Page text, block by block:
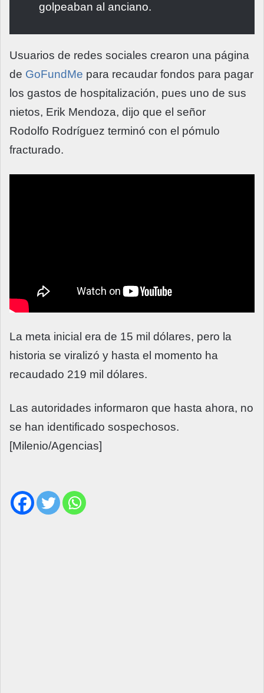
golpeaban al anciano.
Usuarios de redes sociales crearon una página
de GoFundMe para recaudar fondos para pagar
los gastos de hospitalización, pues uno de sus
nietos, Erik Mendoza, dijo que el señor
Rodolfo Rodríguez terminó con el pómulo
fracturado.
La meta inicial era de 15 mil dólares, pero la
historia se viralizó y hasta el momento ha
recaudado 219 mil dólares.
Las autoridades informaron que hasta ahora, no
se han identificado sospechosos.
[Milenio/Agencias]